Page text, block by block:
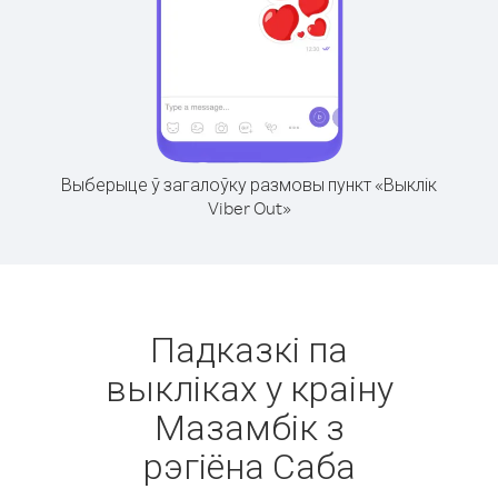
Выберыце ў загалоўку размовы пункт «Выклік
Viber Out»
Падказкі па
выкліках у краіну
Мазамбік з
рэгіёна Саба